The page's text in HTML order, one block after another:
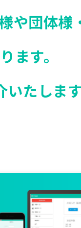
や団体様
ます。
たします